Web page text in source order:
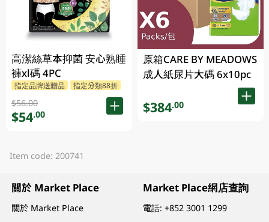
高潔絲草本抑菌 安心熟睡
褲xl碼 4PC
指定品牌送贈品 指定分類88折
$56.00
$54.00
原箱CARE BY MEADOWS
成人紙尿片大碼 6x10pc
$384.00
Item code: 200741
關於 Market Place
關於 Market Place
Market Place網店查詢
電話:+852 3001 1299